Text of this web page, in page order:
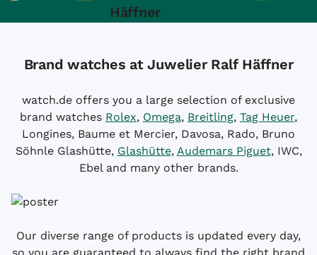
Häffner
Brand watches at Juwelier Ralf Häffner
watch.de offers you a large selection of exclusive
brand watches Rolex, Omega, Breitling, Tag Heuer,
Longines, Baume et Mercier, Davosa, Rado, Bruno
Söhnle Glashütte, Glashütte, Audemars Piguet, IWC,
Ebel and many other brands.
Our diverse range of products is updated every day,